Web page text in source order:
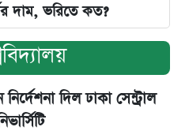
দাম, ভরিতে কত?
দিল ঢাকা সেন্ট্রাল